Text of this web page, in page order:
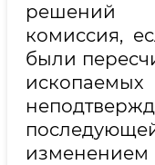
решений
комиссия,
были
изменением